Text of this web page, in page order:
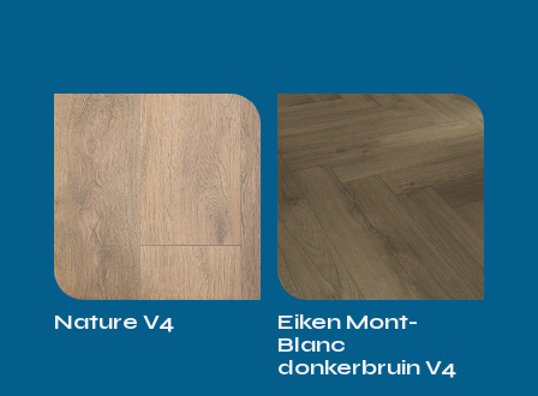
Nature V4
Eiken Mont-
Blanc
donkerbruin V4